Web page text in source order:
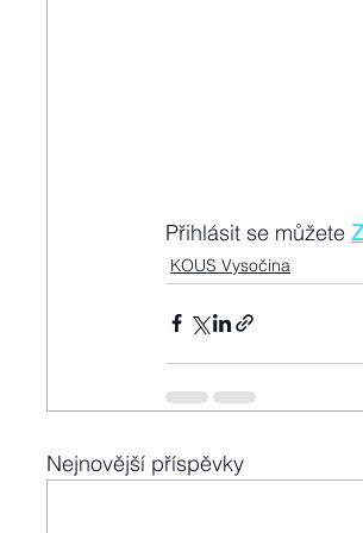
Přihlásit se můžete
KOUS Vysočina
Nejnovější příspěvky